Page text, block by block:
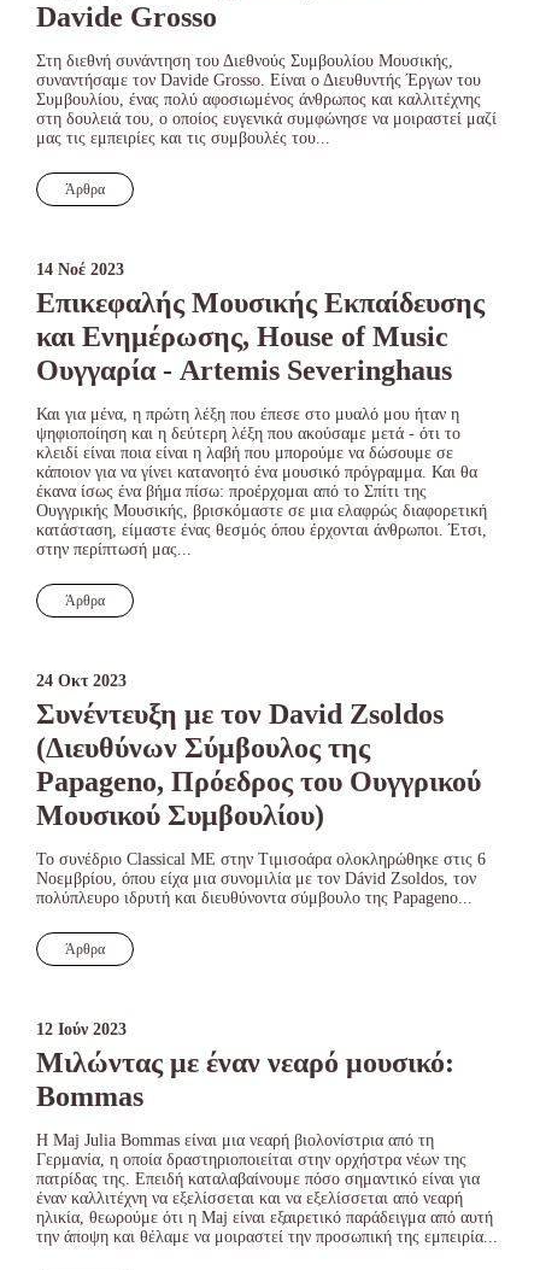
Davide Grosso
Στη διεθνή συνάντηση του Διεθνούς Συμβουλίου Μουσικής,
συναντήσαμε τον Davide Grosso. Είναι ο Διευθυντής Έργων του
Συμβουλίου, ένας πολύ αφοσιωμένος άνθρωπος και καλλιτέχνης
στη δουλειά του, ο οποίος ευγενικά συμφώνησε να μοιραστεί μαζί
μας τις εμπειρίες και τις συμβουλές του...
Άρθρα
14 Νοέ 2023
Επικεφαλής Μουσικής Εκπαίδευσης
και Ενημέρωσης, House of Music
Ουγγαρία - Artemis Severinghaus
Και για μένα, η πρώτη λέξη που έπεσε στο μυαλό μου ήταν η
ψηφιοποίηση και η δεύτερη λέξη που ακούσαμε μετά - ότι το
κλειδί είναι ποια είναι η λαβή που μπορούμε να δώσουμε σε
κάποιον για να γίνει κατανοητό ένα μουσικό πρόγραμμα. Και θα
έκανα ίσως ένα βήμα πίσω: προέρχομαι από το Σπίτι της
Ουγγρικής Μουσικής, βρισκόμαστε σε μια ελαφρώς διαφορετική
κατάσταση, είμαστε ένας θεσμός όπου έρχονται άνθρωποι. Έτσι,
στην περίπτωσή μας...
Άρθρα
24 Οκτ 2023
Συνέντευξη με τον David Zsoldos
(Διευθύνων Σύμβουλος της
Papageno, Πρόεδρος του Ουγγρικού
Μουσικού Συμβουλίου)
Το συνέδριο Classical ME στην Τιμισοάρα ολοκληρώθηκε στις 6
Νοεμβρίου, όπου είχα μια συνομιλία με τον Dávid Zsoldos, τον
πολύπλευρο ιδρυτή και διευθύνοντα σύμβουλο της Papageno...
Άρθρα
12 Ιούν 2023
Μιλώντας με έναν νεαρό μουσικό:
Bommas
Η Maj Julia Bommas είναι μια νεαρή βιολονίστρια από τη
Γερμανία, η οποία δραστηριοποιείται στην ορχήστρα νέων της
πατρίδας της. Επειδή καταλαβαίνουμε πόσο σημαντικό είναι για
έναν καλλιτέχνη να εξελίσσεται και να εξελίσσεται από νεαρή
ηλικία, θεωρούμε ότι η Maj είναι εξαιρετικό παράδειγμα από αυτή
την άποψη και θέλαμε να μοιραστεί την προσωπική της εμπειρία...